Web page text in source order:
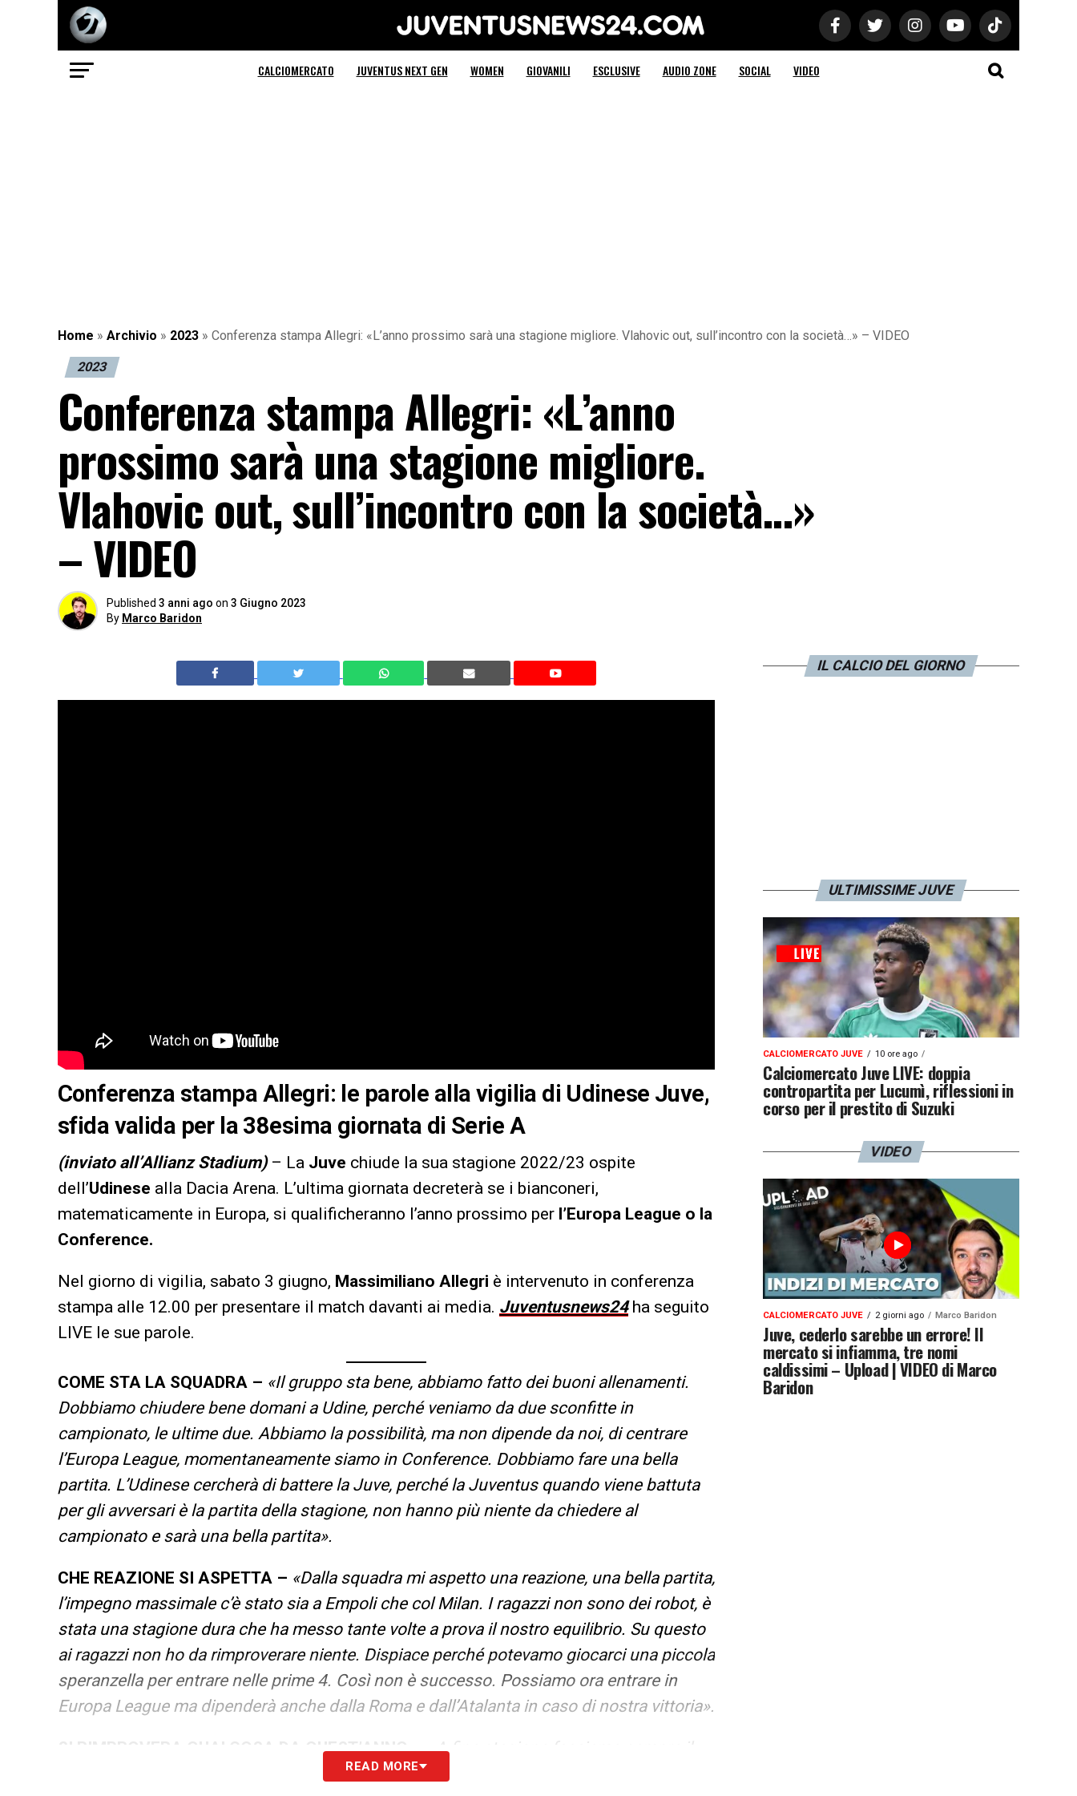
Juventus News 24
CALCIOMERCATO JUVENTUS NEXT GEN WOMEN GIOVANILI ESCLUSIVE AUDIO ZONE SOCIAL VIDEO
Home » Archivio » 2023 » Conferenza stampa Allegri: «L’anno prossimo sarà una stagione migliore. Vlahovic out, sull’incontro con la società…» – VIDEO
2023
Conferenza stampa Allegri: «L’anno
prossimo sarà una stagione migliore.
Vlahovic out, sull’incontro con la società…»
– VIDEO
Published 3 anni ago on 3 Giugno 2023
By Marco Baridon
Conferenza stampa Allegri: le parole alla vigilia di Udinese Juve,
sfida valida per la 38esima giornata di Serie A
(inviato all’Allianz Stadium) – La Juve chiude la sua stagione 2022/23 ospite
dell’Udinese alla Dacia Arena. L’ultima giornata decreterà se i bianconeri,
matematicamente in Europa, si qualificheranno l’anno prossimo per l’Europa League o la
Conference.
Nel giorno di vigilia, sabato 3 giugno, Massimiliano Allegri è intervenuto in conferenza
stampa alle 12.00 per presentare il match davanti ai media. Juventusnews24ha seguito
LIVE le sue parole.
COME STA LA SQUADRA – «Il gruppo sta bene, abbiamo fatto dei buoni allenamenti.
Dobbiamo chiudere bene domani a Udine, perché veniamo da due sconfitte in
campionato, le ultime due. Abbiamo la possibilità, ma non dipende da noi, di centrare
l’Europa League, momentaneamente siamo in Conference. Dobbiamo fare una bella
partita. L’Udinese cercherà di battere la Juve, perché la Juventus quando viene battuta
per gli avversari è la partita della stagione, non hanno più niente da chiedere al
campionato e sarà una bella partita».
CHE REAZIONE SI ASPETTA – «Dalla squadra mi aspetto una reazione, una bella partita,
l’impegno massimale c’è stato sia a Empoli che col Milan. I ragazzi non sono dei robot, è
stata una stagione dura che ha messo tante volte a prova il nostro equilibrio. Su questo
ai ragazzi non ho da rimproverare niente. Dispiace perché potevamo giocarci una piccola
speranzella per entrare nelle prime 4. Così non è successo. Possiamo ora entrare in
Europa League ma dipenderà anche dalla Roma e dall’Atalanta in caso di nostra vittoria».
SI RIMPROVERA QUALCOSA DA QUEST’ANNO – «A fine stagione facciamo sempre il
punto di com’è andata l’annata. In tutte le stagioni, sia in quelle vincenti come lo sono
READ MORE
IL CALCIO DEL GIORNO
ULTIMISSIME JUVE
CALCIOMERCATO JUVE 10 ore ago
Calciomercato Juve LIVE: doppia
contropartita per Lucumì, riflessioni in
corso per il prestito di Suzuki
VIDEO
CALCIOMERCATO JUVE 2 giorni ago Marco Baridon
Juve, cederlo sarebbe un errore! Il
mercato si infiamma, tre nomi
caldissimi – Upload | VIDEO di Marco
Baridon